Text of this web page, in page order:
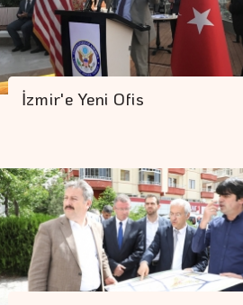
İzmir'e Yeni Ofis